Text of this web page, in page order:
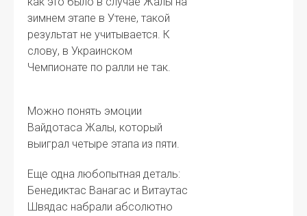
зимнем этапе в Утене, такой
результат не учитывается. К
слову, в Украинском
Чемпионате по ралли не так.
Можно понять эмоции
Вайдотаса Жалы, который
выиграл четыре этапа из пяти.
Еще одна любопытная деталь:
Бенедиктас Ванагас и Витаутас
Швядас набрали абсолютно